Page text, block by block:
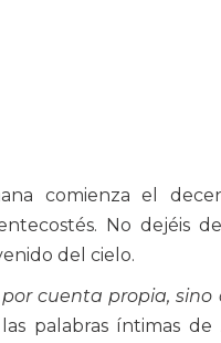
comienza el
No dejéis
del cielo.
cuenta propia,
palabras íntimas de